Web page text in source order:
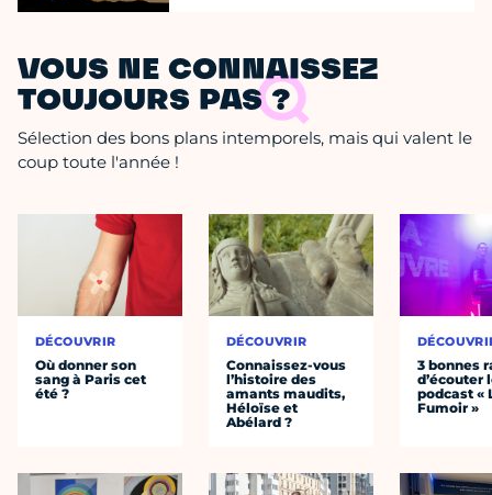
VOUS NE CONNAISSEZ
TOUJOURS PAS ?
Sélection des bons plans intemporels, mais qui valent le
coup toute l'année !
DÉCOUVRIR
Où donner son
sang à Paris cet
été ?
DÉCOUVRIR
Connaissez-vous
l’histoire des
amants maudits,
Héloïse et
Abélard ?
3 bonnes
d’écouter
podcast «
Fumoir »